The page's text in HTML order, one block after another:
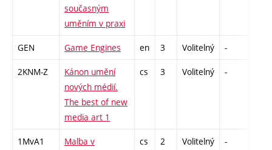
současným
uměním v praxi
GEN Game Engines en 3 Volitelný -
2KNM-Z
Kánon umění
nových médií.
The best of new
media art 1
cs 3 Volitelný -
1MvA1
Malba v
cs 2 Volitelný -